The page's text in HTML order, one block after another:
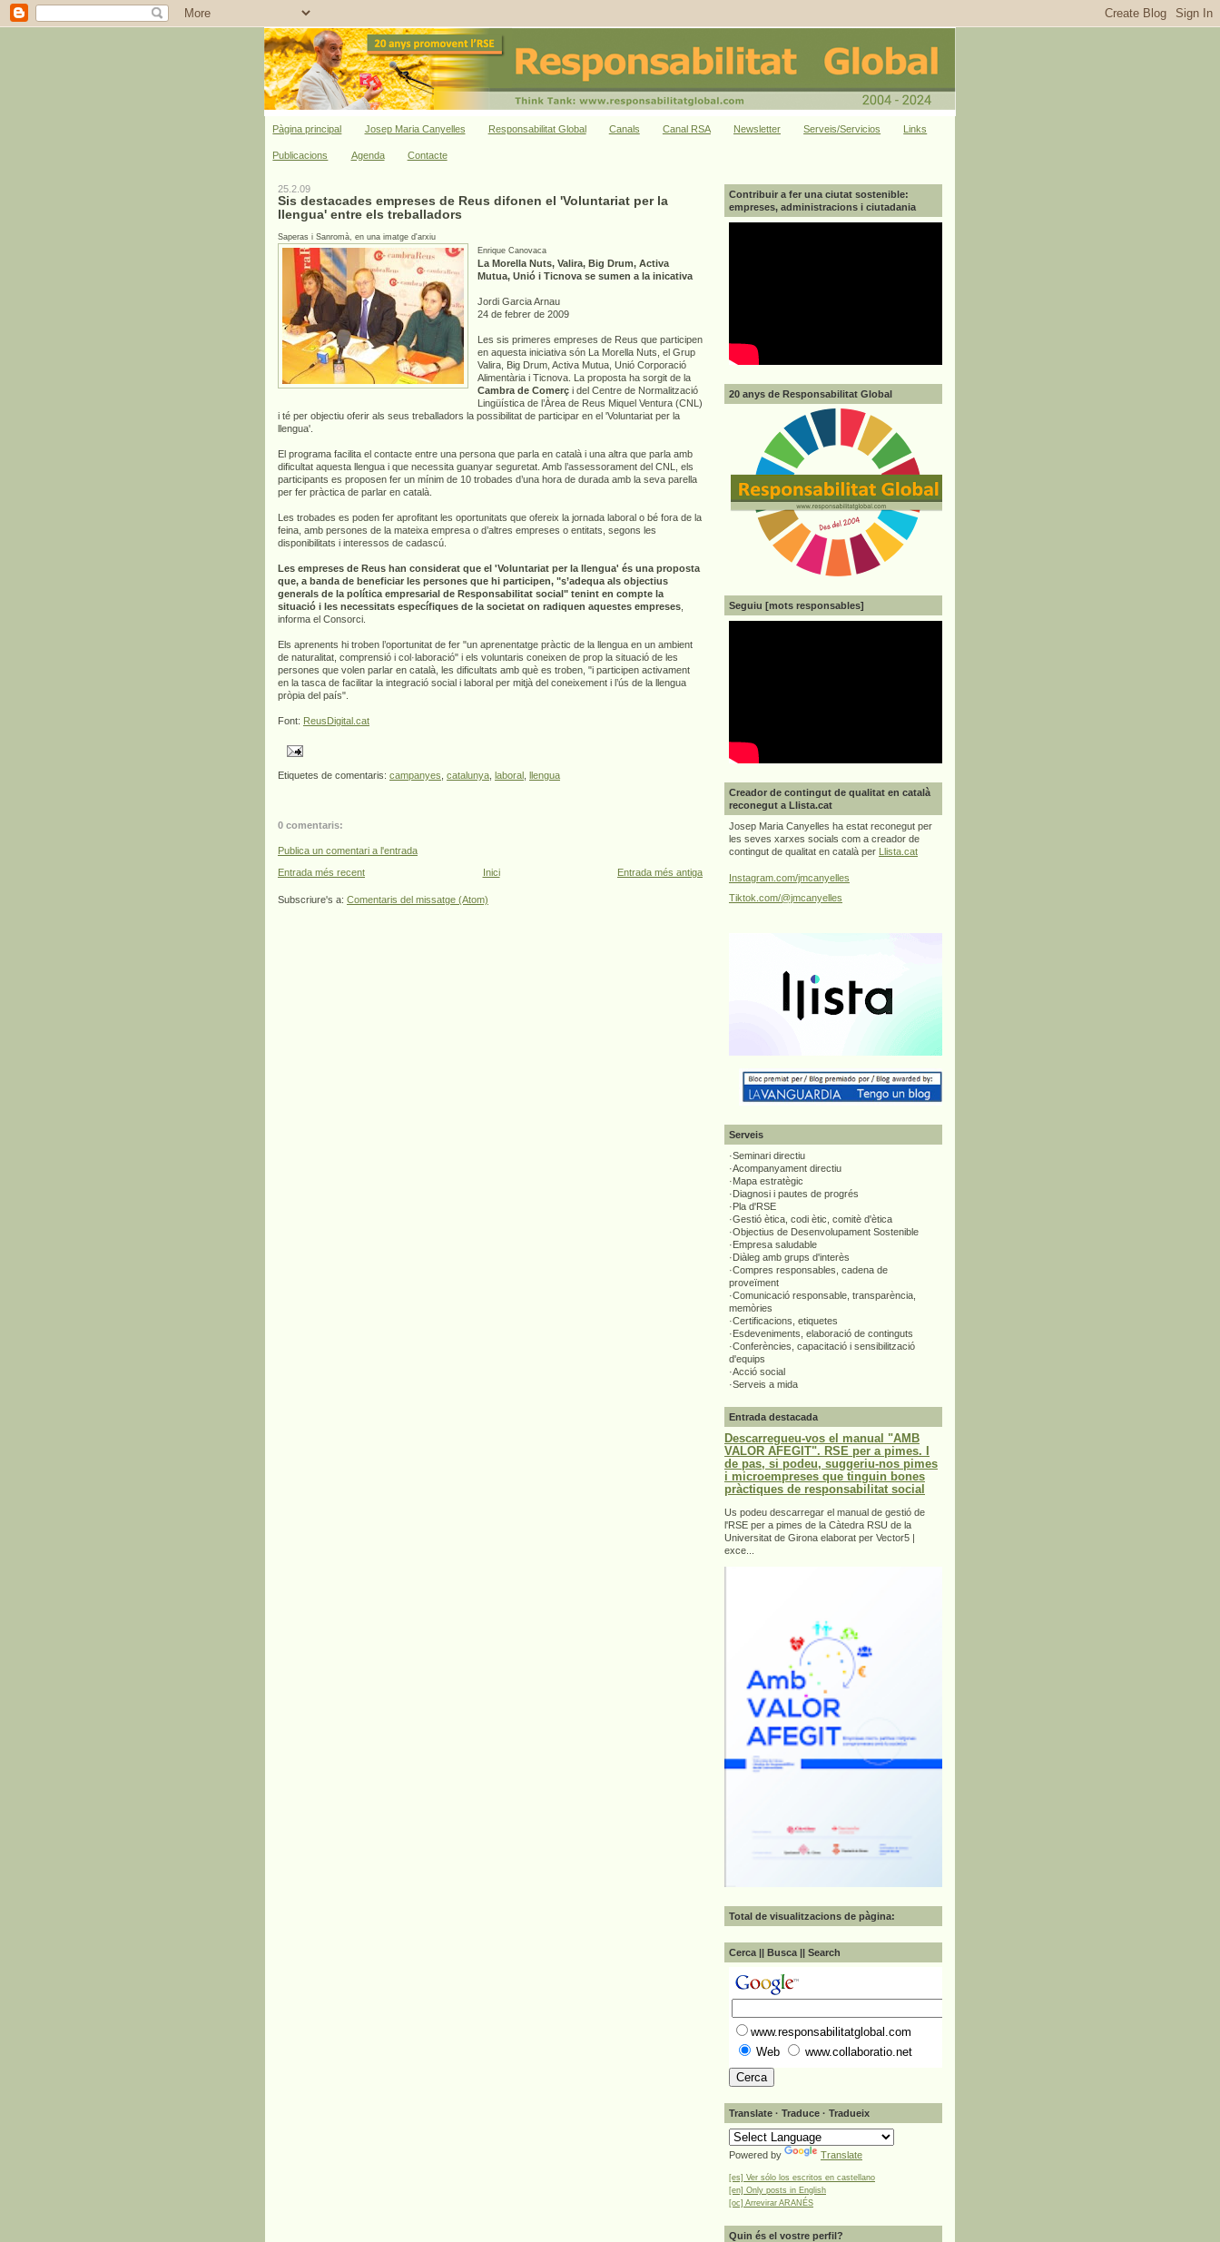
Pàgina principal Josep Maria Canyelles Responsabilitat Global Canals Canal RSA Newsletter Serveis/Servicios Links
Publicacions Agenda Contacte
25.2.09
Sis destacades empreses de Reus difonen el 'Voluntariat per la
llengua' entre els treballadors
Saperas i Sanromà, en una imatge d'arxiu
Enrique Canovaca
La Morella Nuts, Valira, Big Drum, Activa
Mutua, Unió i Ticnova se sumen a la inicativa
Jordi Garcia Arnau
24 de febrer de 2009
Les sis primeres empreses de Reus que participen
en aquesta iniciativa són La Morella Nuts, el Grup
Valira, Big Drum, Activa Mutua, Unió Corporació
Alimentària i Ticnova. La proposta ha sorgit de la
Cambra de Comerç i del Centre de Normalització
Lingüística de l’Àrea de Reus Miquel Ventura (CNL)
i té per objectiu oferir als seus treballadors la possibilitat de participar en el 'Voluntariat per la
llengua'.
El programa facilita el contacte entre una persona que parla en català i una altra que parla amb
dificultat aquesta llengua i que necessita guanyar seguretat. Amb l’assessorament del CNL, els
participants es proposen fer un mínim de 10 trobades d’una hora de durada amb la seva parella
per fer pràctica de parlar en català.
Les trobades es poden fer aprofitant les oportunitats que ofereix la jornada laboral o bé fora de la
feina, amb persones de la mateixa empresa o d’altres empreses o entitats, segons les
disponibilitats i interessos de cadascú.
Les empreses de Reus han considerat que el 'Voluntariat per la llengua' és una proposta
que, a banda de beneficiar les persones que hi participen, "s’adequa als objectius
generals de la política empresarial de Responsabilitat social" tenint en compte la
situació i les necessitats específiques de la societat on radiquen aquestes empreses
informa el Consorci.
Els aprenents hi troben l’oportunitat de fer "un aprenentatge pràctic de la llengua en un ambient
de naturalitat, comprensió i col·laboració" i els voluntaris coneixen de prop la situació de les
persones que volen parlar en català, les dificultats amb què es troben, "i participen activament
en la tasca de facilitar la integració social i laboral per mitjà del coneixement i l’ús de la llengua
pròpia del país".
Font: ReusDigital.cat
Etiquetes de comentaris: campanyes catalunya laboral llengua
0 comentaris:
Publica un comentari a l'entrada
Entrada més recent
Entrada més antiga
Inici
Subscriure's a: Comentaris del missatge (Atom)
Contribuir a fer una ciutat sostenible:
empreses, administracions i ciutadania
20 anys de Responsabilitat Global
Seguiu [mots responsables]
Creador de contingut de qualitat en català
reconegut a Llista.cat
Josep Maria Canyelles ha estat reconegut per
les seves xarxes socials com a creador de
contingut de qualitat en català per
Llista.cat
Instagram.com/jmcanyelles
Tiktok.com/@jmcanyelles
Serveis
·Seminari directiu
·Acompanyament directiu
·Mapa estratègic
·Diagnosi i pautes de progrés
·Pla d'RSE
·Gestió ètica, codi ètic, comitè d'ètica
·Objectius de Desenvolupament Sostenible
·Empresa saludable
·Diàleg amb grups d'interès
·Compres responsables, cadena de
proveïment
·Comunicació responsable, transparència,
memòries
·Certificacions, etiquetes
·Esdeveniments, elaboració de continguts
·Conferències, capacitació i sensibilització
d'equips
·Acció social
·Serveis a mida
Entrada destacada
Descarregueu-vos el manual "AMB
VALOR AFEGIT". RSE per a pimes. I
de pas, si podeu, suggeriu-nos pimes
i microempreses que tinguin bones
pràctiques de responsabilitat social
Us podeu descarregar el manual de gestió de
l'RSE per a pimes de la Càtedra RSU de la
Universitat de Girona elaborat per Vector5 |
exce...
Total de visualitzacions de pàgina:
Cerca || Busca || Search
www.responsabilitatglobal.com
Web
www.collaboratio.net
Translate · Traduce · Tradueix
Powered by Translate
[es] Ver sólo los escritos en castellano
[en] Only posts in English
[oc] Arrevirar ARANÉS
Quin és el vostre perfil?